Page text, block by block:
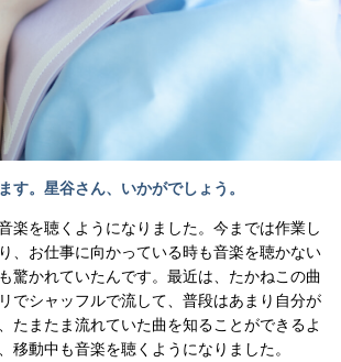
。星谷さん、いかがでしょう。
楽を聴くようになりました。今までは作業し
、お仕事に向かっている時も音楽を聴かない
驚かれていたんです。最近は、たかねこの曲
でシャッフルで流して、普段はあまり自分が
たまたま流れていた曲を知ることができるよ
移動中も音楽を聴くようになりました。